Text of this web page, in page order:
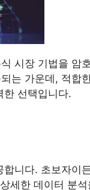
시장 기법을 암
는 가운데, 적합
한 선택입니다.
니다. 초보자이
세한 데이터 분